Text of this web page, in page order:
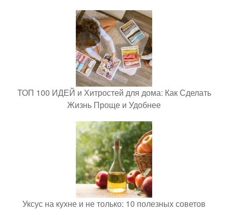
ТОП 100 ИДЕЙ и Хитростей для дома: Как Сделать
Жизнь Проще и Удобнее
Уксус на кухне и не только: 10 полезных советов